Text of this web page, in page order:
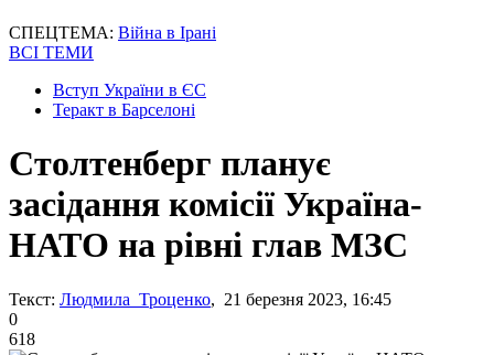
СПЕЦТЕМА: Війна в Ірані
ВСІ ТЕМИ
Вступ України в ЄС
Теракт в Барселоні
Столтенберг планує
засідання комісії Україна-
НАТО на рівні глав МЗС
Текст: Людмила Троценко, 21 березня 2023, 16:45
0
618